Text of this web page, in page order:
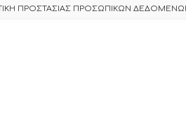
ΠΡΟΣΤΑΣΙΑΣ ΠΡΟΣΩΠΙΚΩΝ